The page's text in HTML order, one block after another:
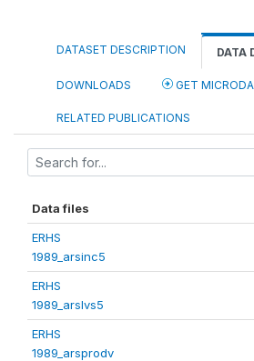
DATASET DESCRIPTION DATA
DOWNLOADS GET
RELATED PUBLICATIONS
Data files
ERHS
1989_arsinc5
ERHS
1989_arslvs5
ERHS
1989_arsprodv